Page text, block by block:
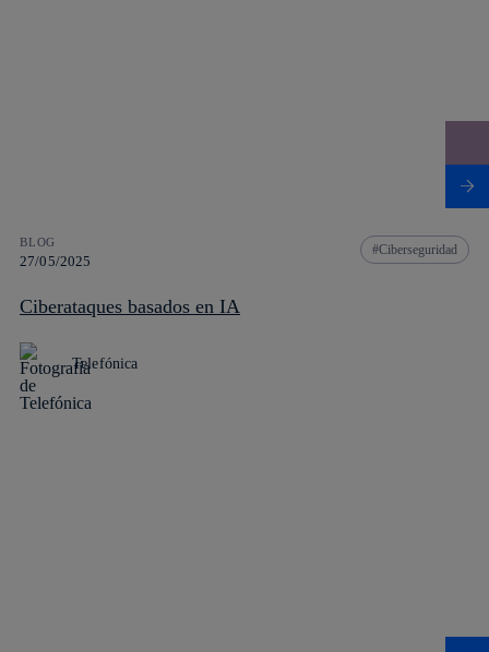
BLOG
27/05/2025
Ciberseguridad
Ciberataques basados en IA
Telefónica